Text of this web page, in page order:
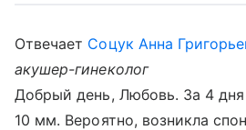
Отвечает Соцук Анна
акушер-гинеколог
Добрый день, Любовь. За 4
10 мм. Вероятно, возникла